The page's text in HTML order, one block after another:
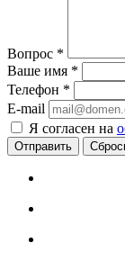
Вопрос *
Ваше имя *
Телефон *
E-mail
Я согласен на